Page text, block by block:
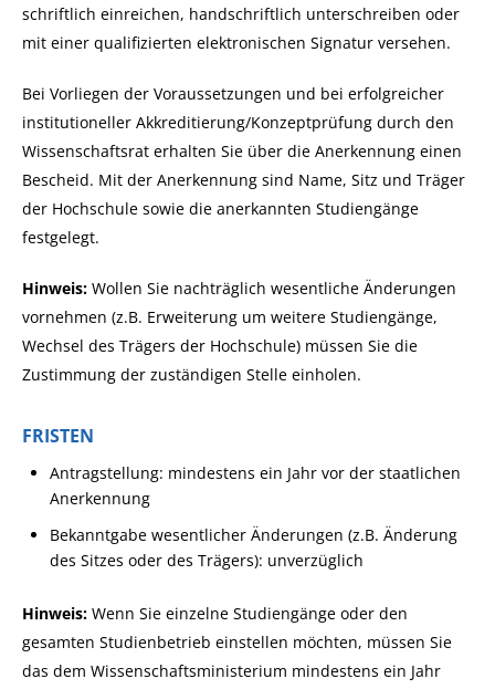
schriftlich einreichen, handschriftlich unterschreiben oder
mit einer qualifizierten elektronischen Signatur versehen.
Bei Vorliegen der Voraussetzungen und bei erfolgreicher
institutioneller Akkreditierung/Konzeptprüfung durch den
Wissenschaftsrat erhalten Sie über die Anerkennung einen
Bescheid. Mit der Anerkennung sind Name, Sitz und Träger
der Hochschule sowie die anerkannten Studiengänge
festgelegt.
Hinweis: Wollen Sie nachträglich wesentliche Änderungen
vornehmen (z.B. Erweiterung um weitere Studiengänge,
Wechsel des Trägers der Hochschule) müssen Sie die
Zustimmung der zuständigen Stelle einholen.
FRISTEN
Antragstellung: mindestens ein Jahr vor der staatlichen
Anerkennung
Bekanntgabe wesentlicher Änderungen (z.B. Änderung
des Sitzes oder des Trägers): unverzüglich
Hinweis: Wenn Sie einzelne Studiengänge oder den
gesamten Studienbetrieb einstellen möchten, müssen Sie
das dem Wissenschaftsministerium mindestens ein Jahr